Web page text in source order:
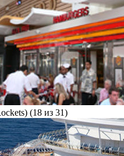
(18 из 31)